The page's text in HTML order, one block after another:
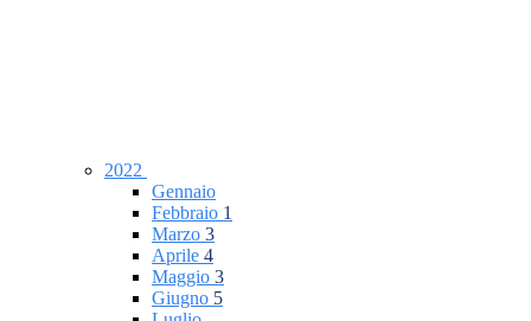
2022
Gennaio
Febbraio 1
Marzo 3
Aprile 4
Maggio 3
Giugno 5